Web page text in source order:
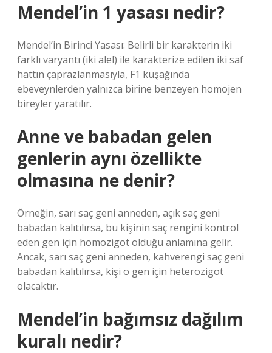
Mendel’in 1 yasası nedir?
Mendel’in Birinci Yasası: Belirli bir karakterin iki
farklı varyantı (iki alel) ile karakterize edilen iki saf
hattın çaprazlanmasıyla, F1 kuşağında
ebeveynlerden yalnızca birine benzeyen homojen
bireyler yaratılır.
Anne ve babadan gelen
genlerin aynı özellikte
olmasına ne denir?
Örneğin, sarı saç geni anneden, açık saç geni
babadan kalıtılırsa, bu kişinin saç rengini kontrol
eden gen için homozigot olduğu anlamına gelir.
Ancak, sarı saç geni anneden, kahverengi saç geni
babadan kalıtılırsa, kişi o gen için heterozigot
olacaktır.
Mendel’in bağımsız dağılım
kuralı nedir?